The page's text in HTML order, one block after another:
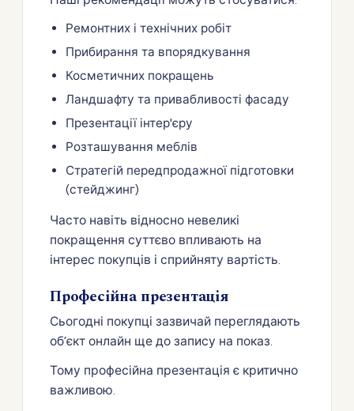
Ремонтних і технічних робіт
Прибирання та впорядкування
Косметичних покращень
Ландшафту та привабливості фасаду
Презентації інтер'єру
Розташування меблів
Стратегій передпродажної підготовки
(стейджинг)
Часто навіть відносно невеликі
покращення суттєво впливають на
інтерес покупців і сприйняту вартість.
Професійна презентація
Сьогодні покупці зазвичай переглядають
об’єкт онлайн ще до запису на показ.
Тому професійна презентація є критично
важливою.